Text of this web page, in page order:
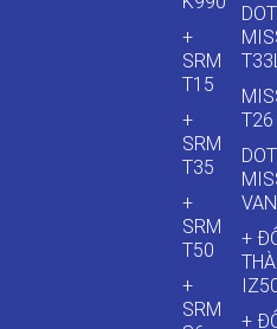
+
SRM
T15
+
SRM
T35
+
SRM
T50
+
SRM
T26
+
+